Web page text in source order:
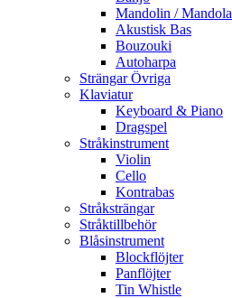
Mandolin / Mandola
Akustisk Bas
Bouzouki
Autoharpa
Strängar Övriga
Klaviatur
Keyboard & Piano
Dragspel
Stråkinstrument
Violin
Cello
Kontrabas
Stråksträngar
Stråktillbehör
Blåsinstrument
Blockflöjter
Panflöjter
Tin Whistle